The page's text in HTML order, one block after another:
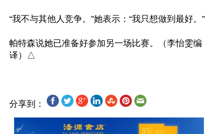
“我不与其他人竞争。”她表示：“我只想做到最好。”
帕特森说她已准备好参加另一场比赛。（李怡雯编
分享到：